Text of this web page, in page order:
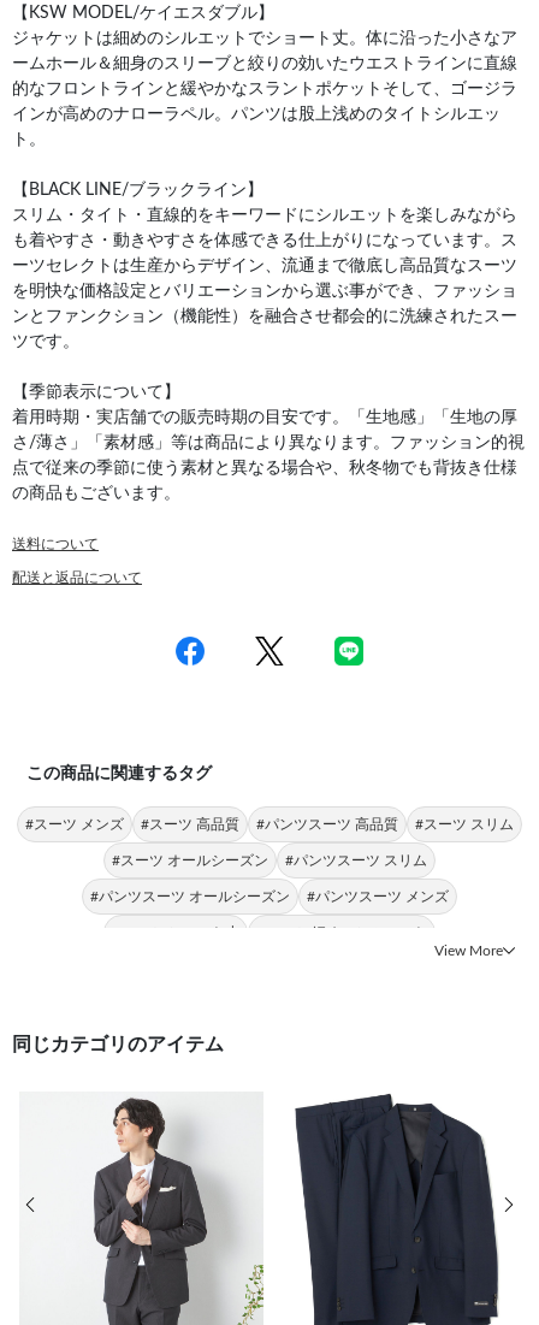
【KSW MODEL/ケイエスダブル】
ジャケットは細めのシルエットでショート丈。体に沿った小さなア
ームホール＆細身のスリーブと絞りの効いたウエストラインに直線
的なフロントラインと緩やかなスラントポケットそして、ゴージラ
インが高めのナローラペル。パンツは股上浅めのタイトシルエッ
ト。
【BLACK LINE/ブラックライン】
スリム・タイト・直線的をキーワードにシルエットを楽しみながら
も着やすさ・動きやすさを体感できる仕上がりになっています。ス
ーツセレクトは生産からデザイン、流通まで徹底し高品質なスーツ
を明快な価格設定とバリエーションから選ぶ事ができ、ファッショ
ンとファンクション（機能性）を融合させ都会的に洗練されたスー
ツです。
【季節表示について】
着用時期・実店舗での販売時期の目安です。「生地感」「生地の厚
さ/薄さ」「素材感」等は商品により異なります。ファッション的視
点で従来の季節に使う素材と異なる場合や、秋冬物でも背抜き仕様
の商品もございます。
送料について
配送と返品について
この商品に関連するタグ
#スーツ メンズ #スーツ 高品質 #パンツスーツ 高品質 #スーツ スリム
#スーツ オールシーズン #パンツスーツ スリム
#パンツスーツ オールシーズン #パンツスーツ メンズ
#スーツ ショート丈
#スーツ 細めのシルエット
View More
同じカテゴリのアイテム
前の画像